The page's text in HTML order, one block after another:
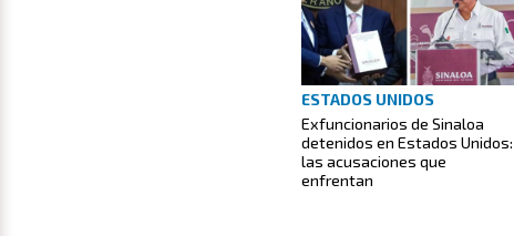
ESTADOS UNIDOS
Exfuncionarios de Sinaloa
detenidos en Estados Unidos:
las acusaciones que
enfrentan